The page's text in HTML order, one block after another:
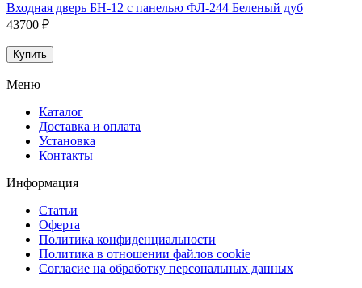
Входная дверь БН-12 с панелью ФЛ-244 Беленый дуб
43700 ₽
Купить
Меню
Каталог
Доставка и оплата
Установка
Контакты
Информация
Статьи
Оферта
Политика конфиденциальности
Политика в отношении файлов cookie
Согласие на обработку персональных данных